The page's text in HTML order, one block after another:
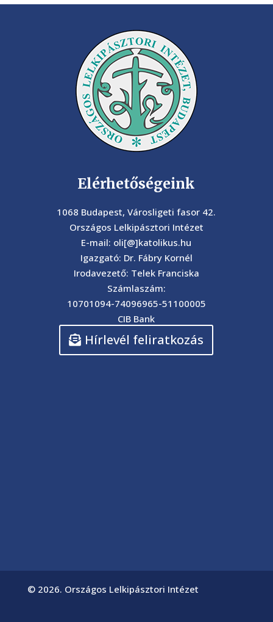
Elérhetőségeink
1068 Budapest, Városligeti fasor 42.
Országos Lelkipásztori Intézet
E-mail: oli[@]katolikus.hu
Igazgató: Dr. Fábry Kornél
Irodavezető: Telek Franciska
Számlaszám:
10701094-74096965-51100005
CIB Bank
Hírlevél feliratkozás
© 2026. Országos Lelkipásztori Intézet